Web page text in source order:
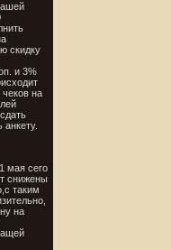
скидку
и 3%
на
анкету.
мая сего
снижены
таким
на